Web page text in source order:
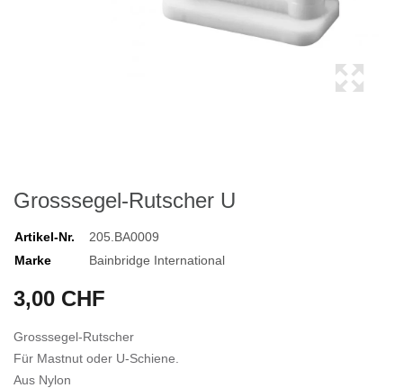
Grosssegel-Rutscher U
Artikel-Nr.
205.BA0009
Marke
Bainbridge International
3,00 CHF
Grosssegel-Rutscher
Für Mastnut oder U-Schiene.
Aus Nylon